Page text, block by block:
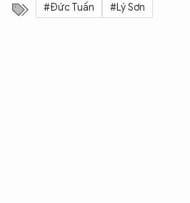
#Đức Tuấn #Lý Sơn